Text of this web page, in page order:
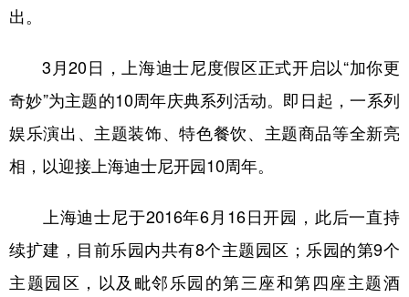
出。
3月20日，上海迪士尼度假区正式开启以“加你更
奇妙”为主题的10周年庆典系列活动。即日起，一系列
娱乐演出、主题装饰、特色餐饮、主题商品等全新亮
相，以迎接上海迪士尼开园10周年。
上海迪士尼于2016年6月16日开园，此后一直持
续扩建，目前乐园内共有8个主题园区；乐园的第9个
主题园区，以及毗邻乐园的第三座和第四座主题酒